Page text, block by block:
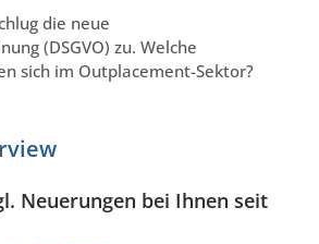
die neue
(DSGVO) zu. Welche
sich im Outplacement-Sektor?
Neuerungen bei Ihnen seit